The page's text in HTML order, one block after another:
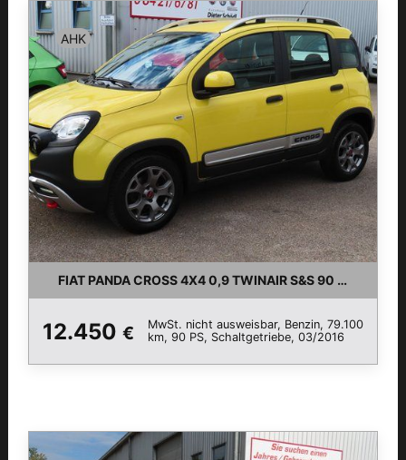
AHK
FIAT PANDA CROSS 4X4 0,9 TWINAIR S&S 90 PS
12.450 €
MwSt. nicht ausweisbar, Benzin, 79.100
km, 90 PS, Schaltgetriebe, 03/2016